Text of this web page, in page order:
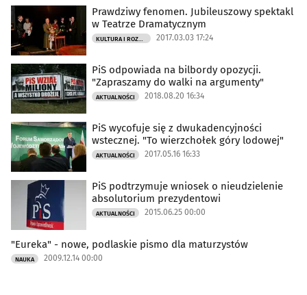
Prawdziwy fenomen. Jubileuszowy spektakl
w Teatrze Dramatycznym
2017.03.03 17:24
PiS odpowiada na bilbordy opozycji.
"Zapraszamy do walki na argumenty"
AKTUALNOŚCI 2018.08.20 16:34
PiS wycofuje się z dwukadencyjności
wstecznej. "To wierzchołek góry lodowej"
AKTUALNOŚCI 2017.05.16 16:33
PiS podtrzymuje wniosek o nieudzielenie
absolutorium prezydentowi
AKTUALNOŚCI 2015.06.25 00:00
"Eureka" - nowe, podlaskie pismo dla maturzystów
NAUKA 2009.12.14 00:00